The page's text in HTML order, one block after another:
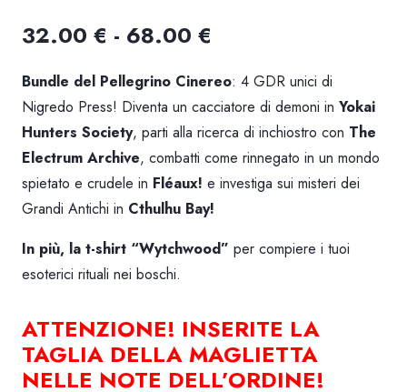
32.00 € - 68.00 €
di
prezzo:
da
32.00 €
68.00 €
Bundle del Pellegrino Cinereo: 4 GDR unici di
Nigredo Press! Diventa un cacciatore di demoni in Yokai
Hunters Society, parti alla ricerca di inchiostro con The
Electrum Archive, combatti come rinnegato in un mondo
spietato e crudele in Fléaux! e investiga sui misteri dei
Grandi Antichi in Cthulhu Bay!
In più, la t-shirt “Wytchwood” per compiere i tuoi
esoterici rituali nei boschi.
ATTENZIONE! INSERITE LA
TAGLIA DELLA MAGLIETTA
NELLE NOTE DELL’ORDINE!